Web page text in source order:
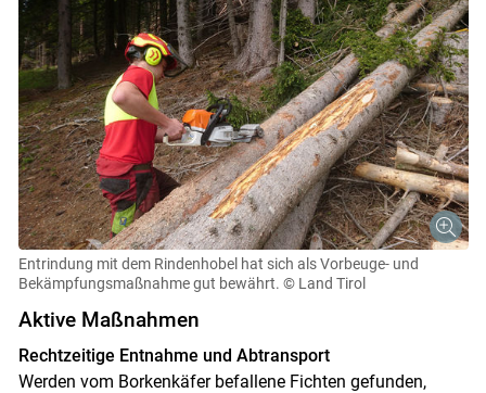
Entrindung mit dem Rindenhobel hat sich als Vorbeuge- und
Bekämpfungsmaßnahme gut bewährt. © Land Tirol
Aktive Maßnahmen
Rechtzeitige Entnahme und Abtransport
Werden vom Borkenkäfer befallene Fichten gefunden,